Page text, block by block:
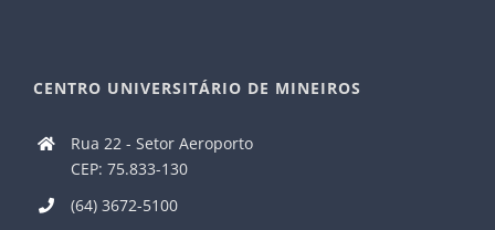
CENTRO UNIVERSITÁRIO DE MINEIROS
Rua 22 - Setor Aeroporto
CEP: 75.833-130
(64) 3672-5100